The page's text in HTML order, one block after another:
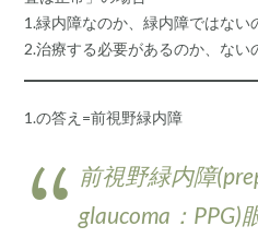
1.緑内障なのか、緑内障ではない
2.治療する必要があるのか、ない
1.の答え=前視野緑内障
前視野緑内障
glaucoma：